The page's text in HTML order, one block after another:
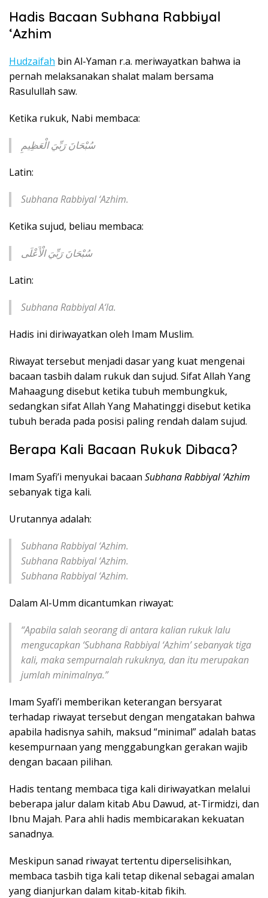
Hadis Bacaan Subhana Rabbiyal
‘Azhim
Hudzaifah bin Al-Yaman r.a. meriwayatkan bahwa ia
pernah melaksanakan shalat malam bersama
Rasulullah saw.
Ketika rukuk, Nabi membaca:
سُبْحَانَ رَبِّيَ الْعَظِيمِ
Latin:
Subhana Rabbiyal ‘Azhim.
Ketika sujud, beliau membaca:
سُبْحَانَ رَبِّيَ الْأَعْلَى
Latin:
Subhana Rabbiyal A‘la.
Hadis ini diriwayatkan oleh Imam Muslim.
Riwayat tersebut menjadi dasar yang kuat mengenai
bacaan tasbih dalam rukuk dan sujud. Sifat Allah Yang
Mahaagung disebut ketika tubuh membungkuk,
sedangkan sifat Allah Yang Mahatinggi disebut ketika
tubuh berada pada posisi paling rendah dalam sujud.
Berapa Kali Bacaan Rukuk Dibaca?
Imam Syafi’i menyukai bacaan Subhana Rabbiyal ‘Azhim
sebanyak tiga kali.
Urutannya adalah:
Subhana Rabbiyal ‘Azhim.
Subhana Rabbiyal ‘Azhim.
Subhana Rabbiyal ‘Azhim.
Dalam Al-Umm dicantumkan riwayat:
“Apabila salah seorang di antara kalian rukuk lalu
mengucapkan ‘Subhana Rabbiyal ‘Azhim’ sebanyak tiga
kali, maka sempurnalah rukuknya, dan itu merupakan
jumlah minimalnya.”
Imam Syafi’i memberikan keterangan bersyarat
terhadap riwayat tersebut dengan mengatakan bahwa
apabila hadisnya sahih, maksud “minimal” adalah batas
kesempurnaan yang menggabungkan gerakan wajib
dengan bacaan pilihan.
Hadis tentang membaca tiga kali diriwayatkan melalui
beberapa jalur dalam kitab Abu Dawud, at-Tirmidzi, dan
Ibnu Majah. Para ahli hadis membicarakan kekuatan
sanadnya.
Meskipun sanad riwayat tertentu diperselisihkan,
membaca tasbih tiga kali tetap dikenal sebagai amalan
yang dianjurkan dalam kitab-kitab fikih.